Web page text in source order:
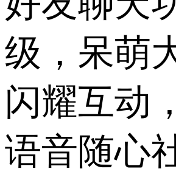
级，呆萌
闪耀互动
语音随心